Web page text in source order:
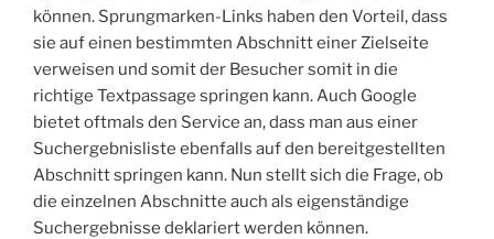
können. Sprungmarken-Links haben den Vorteil, dass
sie auf einen bestimmten Abschnitt einer Zielseite
verweisen und somit der Besucher somit in die
richtige Textpassage springen kann. Auch Google
bietet oftmals den Service an, dass man aus einer
Suchergebnisliste ebenfalls auf den bereitgestellten
Abschnitt springen kann. Nun stellt sich die Frage, ob
die einzelnen Abschnitte auch als eigenständige
Suchergebnisse deklariert werden können.